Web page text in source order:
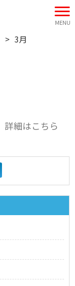
MENU
> 3月
詳細はこちら